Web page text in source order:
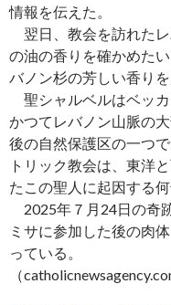
情報を伝えた。
翌日、教会を訪れた
の油の香りを確かめた
バノン杉の芳しい香り
聖シャルベルはベッ
かつてレバノン山脈の
後の自然保護区の一つ
トリック教会は、東洋
たこの聖人に起因する
2025年７月24日の奇
ミサに参加した後の肉
っている。
（